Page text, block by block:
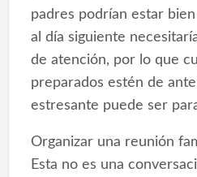
padres podrían estar
al día siguiente
de atención, por lo que
preparados estén de
estresante puede ser
Organizar una reunión
Esta no es una